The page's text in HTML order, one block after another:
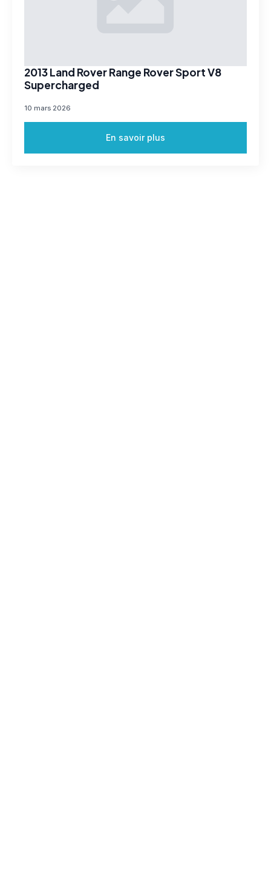
2013 Land Rover Range Rover Sport V8
Supercharged
10 mars 2026
En savoir plus